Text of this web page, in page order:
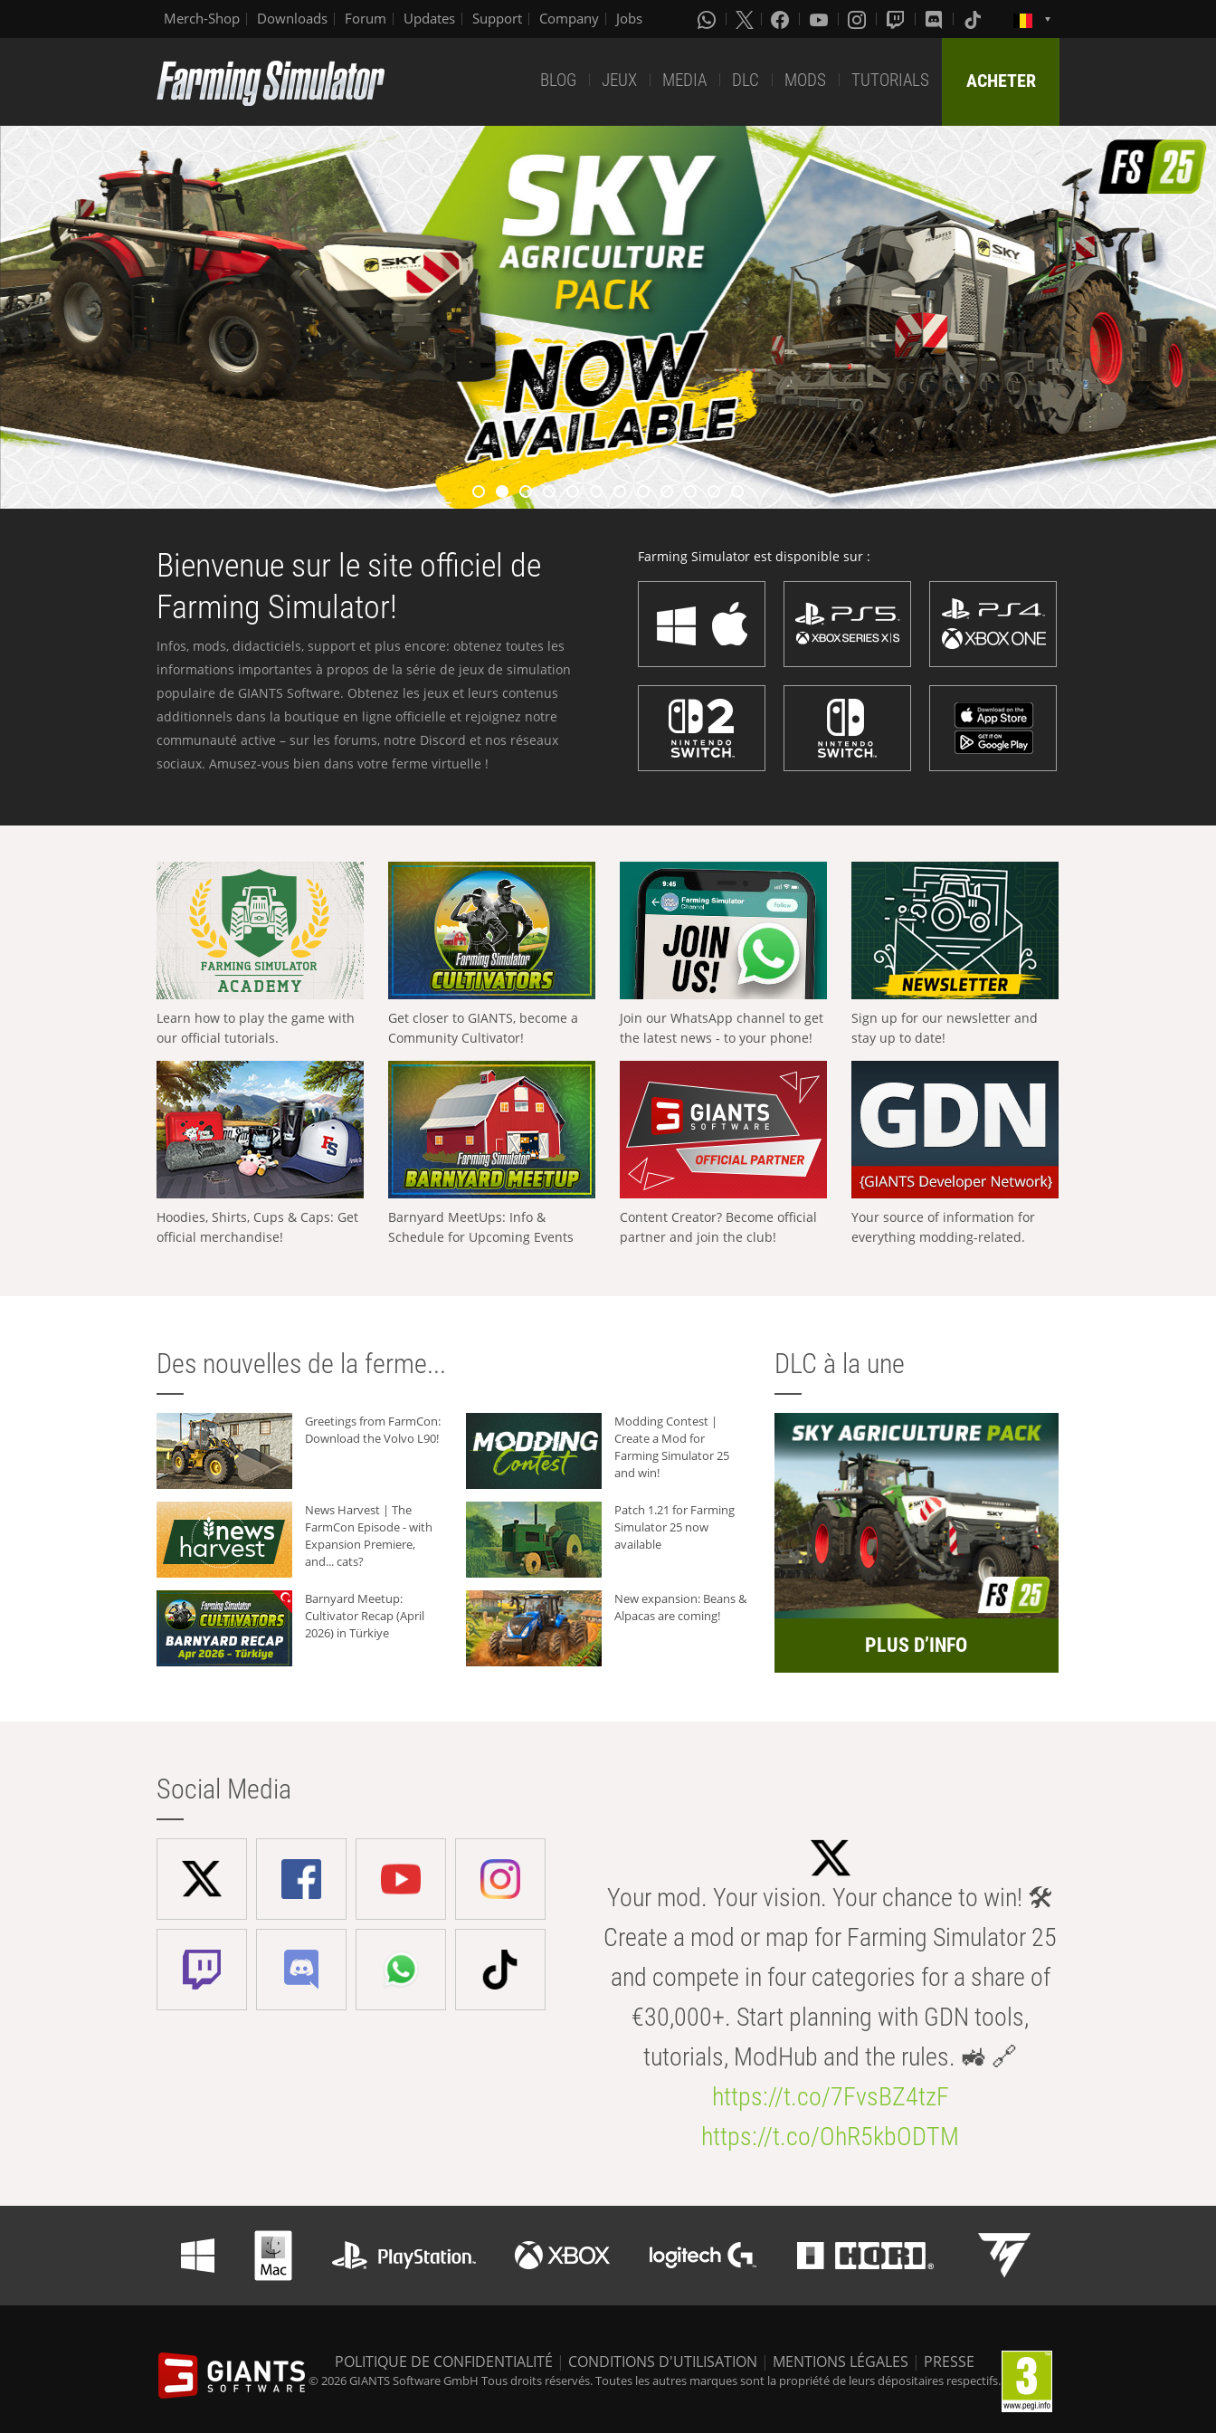
Merch-Shop Downloads Forum Updates Support Company Jobs
BLOG JEUX MEDIA DLC MODS TUTORIALS ACHETER
Bienvenue sur le site officiel de
Farming Simulator!
Infos, mods, didacticiels, support et plus encore: obtenez toutes les
informations importantes à propos de la série de jeux de simulation
populaire de GIANTS Software. Obtenez les jeux et leurs contenus
additionnels dans la boutique en ligne officielle et rejoignez notre
communauté active – sur les forums, notre Discord et nos réseaux
sociaux. Amusez-vous bien dans votre ferme virtuelle !
Farming Simulator est disponible sur :
Learn how to play the game with
our official tutorials.
Get closer to GIANTS, become a
Community Cultivator!
Join our WhatsApp channel to get
the latest news - to your phone!
Sign up for our newsletter and
stay up to date!
Hoodies, Shirts, Cups & Caps: Get
official merchandise!
Barnyard MeetUps: Info &
Schedule for Upcoming Events
Content Creator? Become official
partner and join the club!
Your source of information for
everything modding-related.
Des nouvelles de la ferme...
Greetings from FarmCon:
Download the Volvo L90!
Modding Contest |
Create a Mod for
Farming Simulator 25
and win!
News Harvest | The
FarmCon Episode - with
Expansion Premiere,
and... cats?
Patch 1.21 for Farming
Simulator 25 now
available
Barnyard Meetup:
Cultivator Recap (April
2026) in Türkiye
New expansion: Beans &
Alpacas are coming!
DLC à la une
PLUS D’INFO
Social Media
Your mod. Your vision. Your chance to win! 🛠️
Create a mod or map for Farming Simulator 25
and compete in four categories for a share of
€30,000+. Start planning with GDN tools,
tutorials, ModHub and the rules. 🚜 🔗
https://t.co/7FvsBZ4tzF
https://t.co/OhR5kbODTM
POLITIQUE DE CONFIDENTIALITÉ | CONDITIONS D'UTILISATION | MENTIONS LÉGALES | PRESSE
© 2026 GIANTS Software GmbH Tous droits réservés. Toutes les autres marques sont la propriété de leurs dépositaires respectifs.